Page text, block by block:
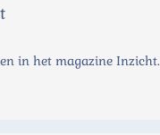
in het magazine Inzicht.